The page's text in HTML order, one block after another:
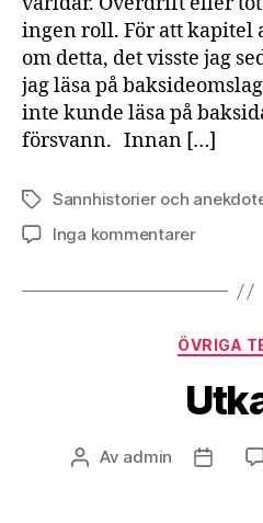
ingen roll. För att kapitel
om detta, det visste jag
jag läsa på
inte kunde läsa på
försvann. Innan […]
EtiketterSannhistorier och
Inga kommentarertill
som
läser
ÖVRIGA
Inläggsförfattare
Av admin